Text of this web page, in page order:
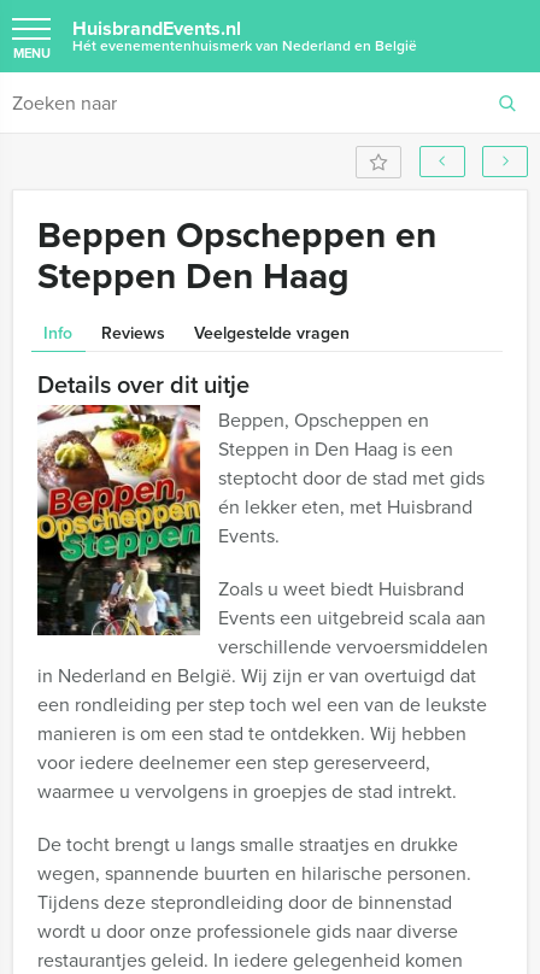
HuisbrandEvents.nl
Hét evenementenhuismerk van Nederland en België
MENU
Beppen Opscheppen en
Steppen Den Haag
Info Reviews Veelgestelde vragen
Details over dit uitje
Beppen, Opscheppen en
Steppen in Den Haag is een
steptocht door de stad met gids
én lekker eten, met Huisbrand
Events.
Zoals u weet biedt Huisbrand
Events een uitgebreid scala aan
verschillende vervoersmiddelen
in Nederland en België. Wij zijn er van overtuigd dat
een rondleiding per step toch wel een van de leukste
manieren is om een stad te ontdekken. Wij hebben
voor iedere deelnemer een step gereserveerd,
waarmee u vervolgens in groepjes de stad intrekt.
De tocht brengt u langs smalle straatjes en drukke
wegen, spannende buurten en hilarische personen.
Tijdens deze steprondleiding door de binnenstad
wordt u door onze professionele gids naar diverse
restaurantjes geleid. In iedere gelegenheid komen